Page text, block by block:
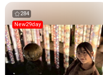
284
New29day